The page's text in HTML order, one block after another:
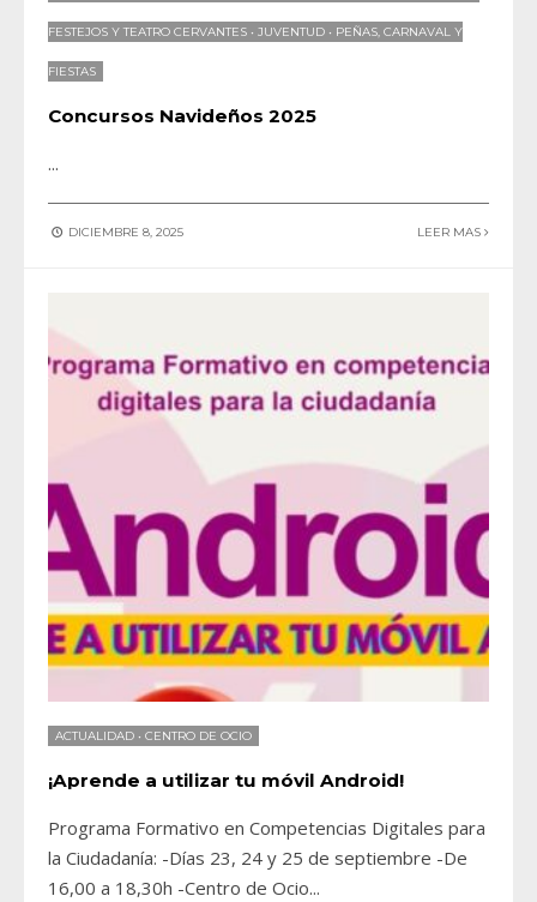
FESTEJOS Y TEATRO CERVANTES • JUVENTUD • PEÑAS, CARNAVAL Y
FIESTAS
Concursos Navideños 2025
...
DICIEMBRE 8, 2025 LEER MAS
ACTUALIDAD • CENTRO DE OCIO
¡Aprende a utilizar tu móvil Android!
Programa Formativo en Competencias Digitales para
la Ciudadanía: -Días 23, 24 y 25 de septiembre -De
16,00 a 18,30h -Centro de Ocio...